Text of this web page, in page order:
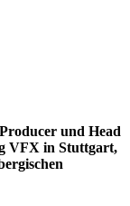
und Head
VFX in Stuttgart,